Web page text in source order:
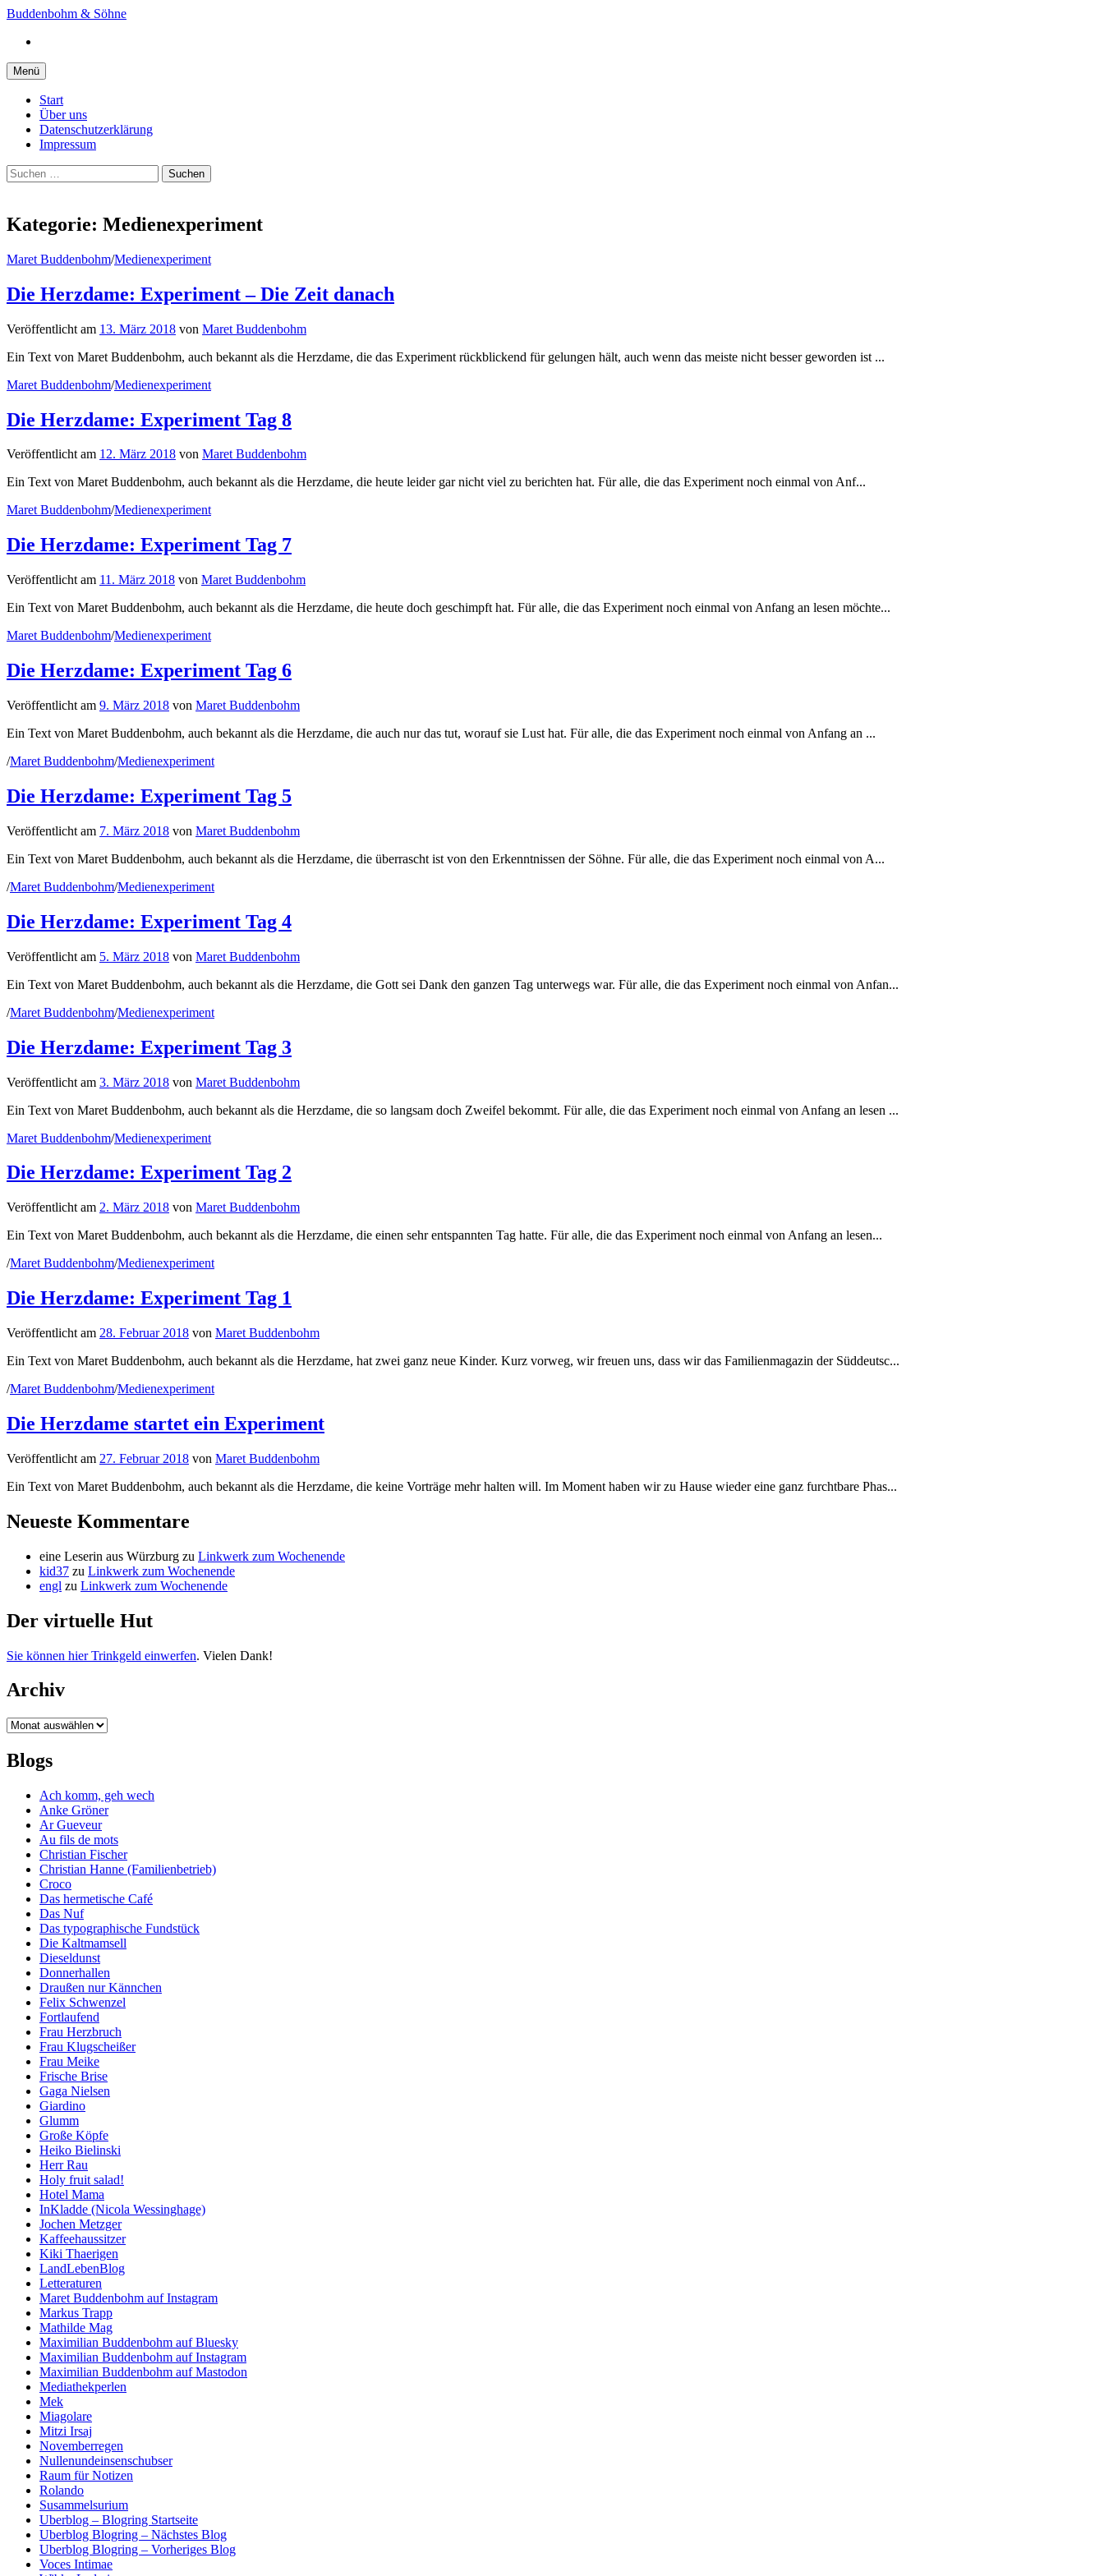
Springe
Inhalt
Buddenbohm & Söhne
Menü
Start
Über uns
Datenschutzerklärung
Impressum
Suchen
nach:
Kategorie: Medienexperiment
Maret Buddenbohm/Medienexperiment
Die Herzdame: Experiment – Die Zeit danach
Veröffentlicht am 13. März 2018 von Maret Buddenbohm
Ein Text von Maret Buddenbohm, auch bekannt als die Herzdame, die das Experiment rückblickend für gelungen hält, auch wenn das meiste nicht besser geworden ist ...
Maret Buddenbohm/Medienexperiment
Die Herzdame: Experiment Tag 8
Veröffentlichtam 12. März 2018 von Maret Buddenbohm
Ein Text von Maret Buddenbohm, auch bekannt als die Herzdame, die heute leider gar nicht viel zu berichten hat. Für alle, die das Experiment noch einmal von Anf...
Maret Buddenbohm/Medienexperiment
Die Herzdame: Experiment Tag 7
Veröffentlicht am 11. März 2018 von Maret Buddenbohm
Ein Text von Maret Buddenbohm, auch bekannt als die Herzdame, die heute doch geschimpft hat. Für alle, die das Experiment noch einmal von Anfang an lesen möchte...
Maret Buddenbohm/Medienexperiment
Die Herzdame: Experiment Tag 6
Veröffentlicht am 9. März 2018 von Maret Buddenbohm
Ein Text von Maret Buddenbohm, auch bekannt als die Herzdame, die auch nur das tut, worauf sie Lust hat. Für alle, die das Experiment noch einmal von Anfang an ...
/Maret Buddenbohm/Medienexperiment
Die Herzdame: Experiment Tag 5
Veröffentlicht am 7. März 2018 von Maret Buddenbohm
Ein Text von Maret Buddenbohm, auch bekannt als die Herzdame, die überrascht ist von den Erkenntnissen der Söhne. Für alle, die das Experiment noch einmal von A...
/Maret Buddenbohm/Medienexperiment
Die Herzdame: Experiment Tag 4
Veröffentlicht am 5. März 2018 von Maret Buddenbohm
Ein Text von Maret Buddenbohm, auch bekannt als die Herzdame, die Gott sei Dank den ganzen Tag unterwegs war. Für alle, die das Experiment noch einmal von Anfan...
/Maret Buddenbohm/Medienexperiment
Die Herzdame: Experiment Tag 3
Veröffentlicht am 3. März 2018 von Maret Buddenbohm
Ein Text von Maret Buddenbohm, auch bekannt als die Herzdame, die so langsam doch Zweifel bekommt. Für alle, die das Experiment noch einmal von Anfang an lesen ...
Maret Buddenbohm/Medienexperiment
Die Herzdame: Experiment Tag 2
Veröffentlicht am 2. März 2018 von Maret Buddenbohm
Ein Text von Maret Buddenbohm, auch bekannt als die Herzdame, die einen sehr entspannten Tag hatte. Für alle, die das Experiment noch einmal von Anfang an lesen...
/Maret Buddenbohm/Medienexperiment
Die Herzdame: Experiment Tag 1
Veröffentlicht am 28. Februar 2018 von Maret Buddenbohm
Ein Text von Maret Buddenbohm, auch bekannt als die Herzdame, hat zwei ganz neue Kinder. Kurz vorweg, wir freuen uns, dass wir das Familienmagazin der Süddeutsc...
/Maret Buddenbohm/Medienexperiment
Die Herzdame startet ein Experiment
Veröffentlicht am 27. Februar 2018 von Maret Buddenbohm
Ein Text von Maret Buddenbohm, auch bekannt als die Herzdame, die keine Vorträge mehr halten will. Im Moment haben wir zu Hause wieder eine ganz furchtbare Phas...
Neueste Kommentare
eine Leserin aus Würzburg zu Linkwerk zum Wochenende
kid37 zu Linkwerk zum Wochenende
engl zu Linkwerk zum Wochenende
Der virtuelle Hut
Sie können hier Trinkgeld einwerfen. Vielen Dank!
Archiv
Archiv
Blogs
Ach komm, geh wech
Anke Gröner
Ar Gueveur
Au fils de mots
Christian Fischer
Christian Hanne (Familienbetrieb)
Croco
Das hermetische Café
Das Nuf
Das typographische Fundstück
Die Kaltmamsell
Dieseldunst
Donnerhallen
Draußen nur Kännchen
Felix Schwenzel
Fortlaufend
Frau Herzbruch
Frau Klugscheißer
Frau Meike
Frische Brise
Gaga Nielsen
Giardino
Glumm
Große Köpfe
Heiko Bielinski
Herr Rau
Holy fruit salad!
Hotel Mama
InKladde (Nicola Wessinghage)
Jochen Metzger
Kaffeehaussitzer
Kiki Thaerigen
LandLebenBlog
Letteraturen
Maret Buddenbohm auf Instagram
Markus Trapp
Mathilde Mag
Maximilian Buddenbohm auf Bluesky
Maximilian Buddenbohm auf Instagram
Maximilian Buddenbohm auf Mastodon
Mediathekperlen
Mek
Miagolare
Mitzi Irsaj
Novemberregen
Nullenundeinsenschubser
Raum für Notizen
Rolando
Susammelsurium
Uberblog – Blogring Startseite
Uberblog Blogring – Nächstes Blog
Uberblog Blogring – Vorheriges Blog
Voces Intimae